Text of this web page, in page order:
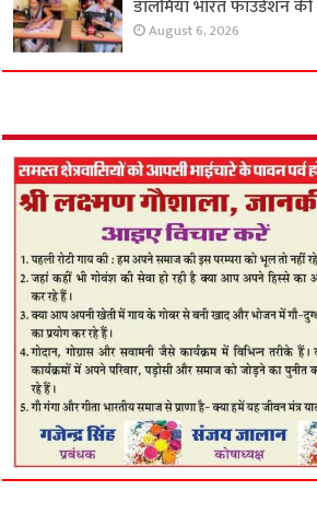
डालमिया भारत फाउंडेशन
August 6, 2026